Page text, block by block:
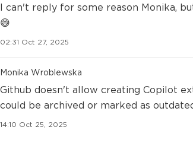
I can't reply for some reason Monika,
😅
02:31 Oct 27, 2025
Monika Wroblewska
Github doesn't allow creating Copilot
could be archived or marked as
14:10 Oct 25, 2025